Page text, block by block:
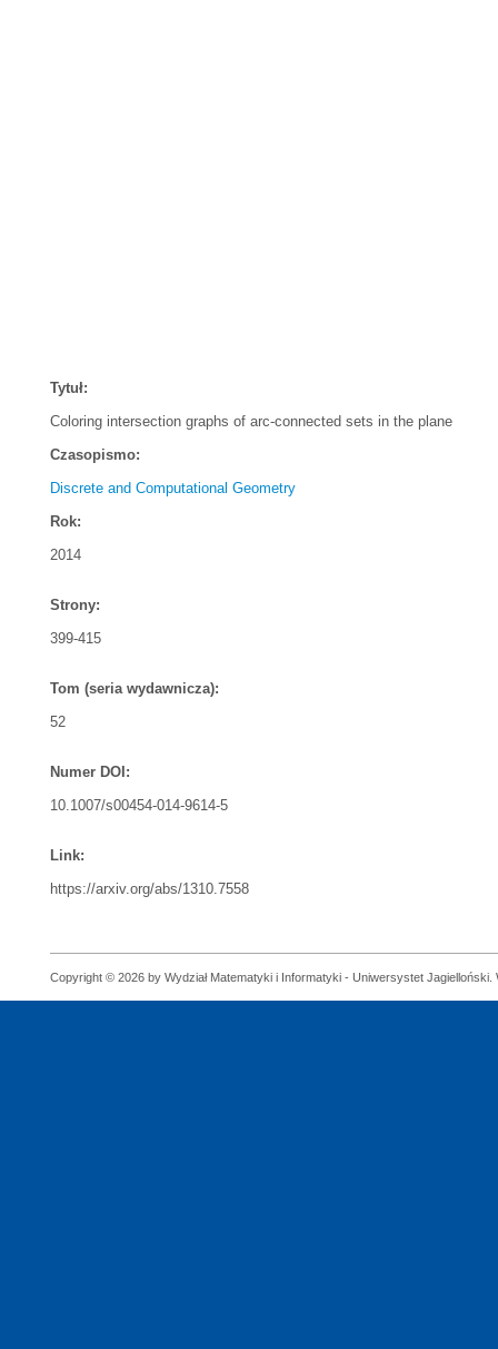
Tytuł:
Coloring intersection graphs of arc-connected sets in the plane
Czasopismo:
Discrete and Computational Geometry
Rok:
2014
Strony:
399-415
Tom (seria wydawnicza):
52
Numer DOI:
10.1007/s00454-014-9614-5
Link:
https://arxiv.org/abs/1310.7558
Copyright © 2026 by Wydział Matematyki i Informatyki - Uniwersystet